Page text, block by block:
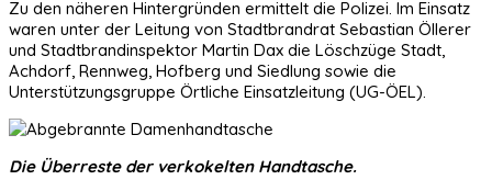
Zu den näheren Hintergründen ermittelt die Polizei. Im Einsatz
waren unter der Leitung von Stadtbrandrat Sebastian Öllerer
und Stadtbrandinspektor Martin Dax die Löschzüge Stadt,
Achdorf, Rennweg, Hofberg und Siedlung sowie die
Unterstützungsgruppe Örtliche Einsatzleitung (UG-ÖEL).
Die Überreste der verkokelten Handtasche.